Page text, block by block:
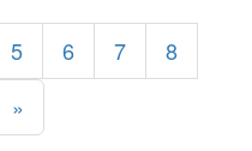
5 6 7
8
»